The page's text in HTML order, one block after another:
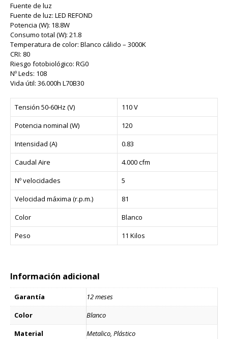
Fuente de luz
Fuente de luz: LED REFOND
Potencia (W): 18.8W
Consumo total (W): 21.8
Temperatura de color: Blanco cálido – 3000K
CRI: 80
Riesgo fotobiológico: RG0
Nº Leds: 108
Vida útil: 36.000h L70B30
Tensión 50-60Hz (V)
110 V
Potencia nominal (W)
120
Intensidad (A)
0.83
Caudal Aire
4.000 cfm
Nº velocidades
5
Velocidad máxima (r.p.m.)
81
Color
Blanco
Peso
11 Kilos
Información adicional
Garantía
12 meses
Color
Blanco
Material
Metalico, Plástico